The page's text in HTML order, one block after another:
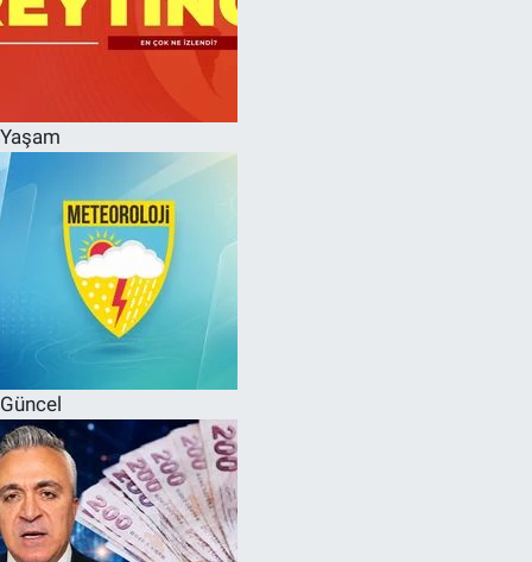
Yaşam
Güncel